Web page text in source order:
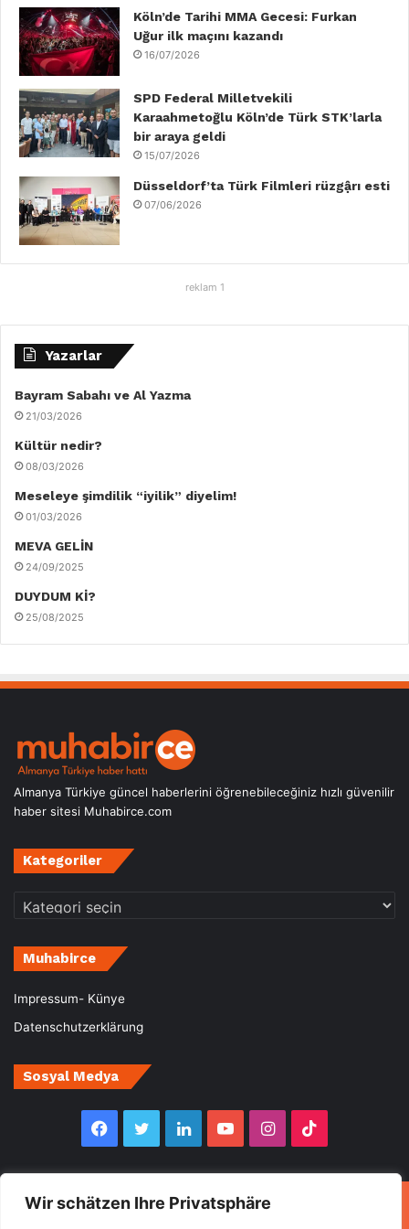
Wir schätzen Ihre Privatsphäre
Köln’de Tarihi MMA Gecesi: Furkan
Uğur ilk maçını kazandı
16/07/2026
SPD Federal Milletvekili
Karaahmetoğlu Köln’de Türk STK’larla
bir araya geldi
15/07/2026
Düsseldorf’ta Türk Filmleri rüzgậrı esti
07/06/2026
reklam 1
Yazarlar
Bayram Sabahı ve Al Yazma
21/03/2026
Kültür nedir?
08/03/2026
Meseleye şimdilik “iyilik” diyelim!
01/03/2026
MEVA GELİN
24/09/2025
DUYDUM Kİ?
25/08/2025
Almanya Türkiye güncel haberlerini öğrenebileceğiniz hızlı güvenilir
haber sitesi Muhabirce.com
Kategoriler
Kategoriler
Muhabirce
Impressum- Künye
Datenschutzerklärung
Sosyal Medya
Facebook
TwitterLinkedInYouTubeInstagram
© Copyright 2026, All Rights Reserved Muhabirce